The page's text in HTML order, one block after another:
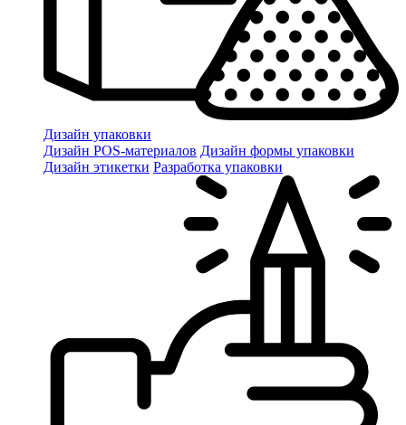
Дизайн упаковки
Дизайн POS-материалов Дизайн формы упаковки
Дизайн этикетки Разработка упаковки